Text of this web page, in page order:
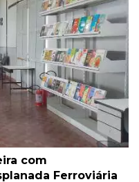
com
Ferroviária